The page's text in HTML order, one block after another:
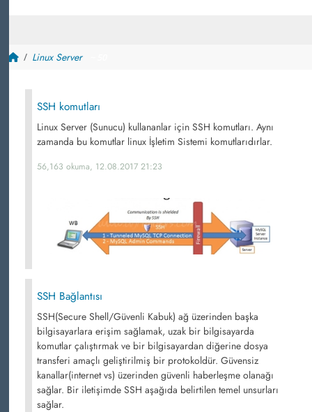
Linux Server
SSH komutları
Linux Server (Sunucu) kullananlar için SSH komutları. Aynı
zamanda bu komutlar linux İşletim Sistemi komutlarıdırlar.
56,163 okuma, 12.08.2017 21:23
SSH Bağlantısı
SSH(Secure Shell/Güvenli Kabuk) ağ üzerinden başka
bilgisayarlara erişim sağlamak, uzak bir bilgisayarda
komutlar çalıştırmak ve bir bilgisayardan diğerine dosya
transferi amaçlı geliştirilmiş bir protokoldür. Güvensiz
kanallar(internet vs) üzerinden güvenli haberleşme olanağı
sağlar. Bir iletişimde SSH aşağıda belirtilen temel unsurları
sağlar.